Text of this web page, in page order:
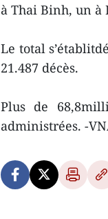
à Thai Binh, un à
Le total
21.487 décès.
Plus de
administrées. -